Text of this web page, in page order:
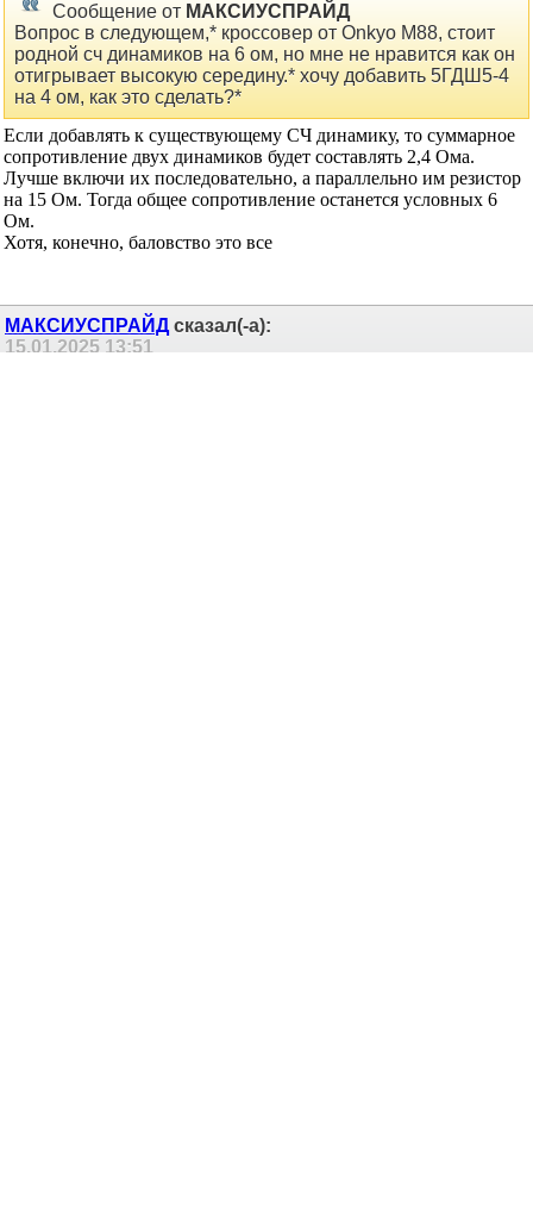
Сообщение от МАКСИУСПРАЙД
Вопрос в следующем,* кроссовер от Onkyo M88, стоит
родной сч динамиков на 6 ом, но мне не нравится как он
отигрывает высокую середину.* хочу добавить 5ГДШ5-4
на 4 ом, как это сделать?*
Если добавлять к существующему СЧ динамику, то суммарное
сопротивление двух динамиков будет составлять 2,4 Ома.
Лучше включи их последовательно, а параллельно им резистор
на 15 Ом. Тогда общее сопротивление останется условных 6
Ом.
Хотя, конечно, баловство это все
МАКСИУСПРАЙДсказал(-а):